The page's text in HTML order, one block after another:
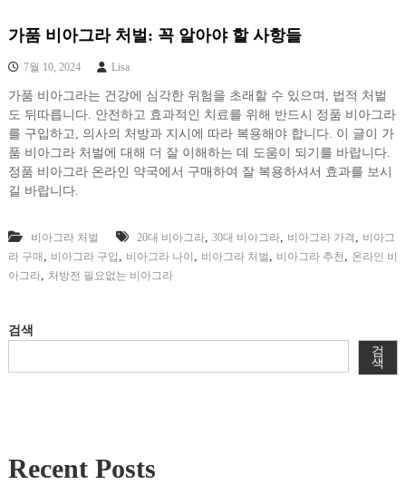
가품 비아그라 처벌: 꼭 알아야 할 사항들
7월 10, 2024 Lisa
가품 비아그라는 건강에 심각한 위험을 초래할 수 있으며, 법적 처벌
도 뒤따릅니다. 안전하고 효과적인 치료를 위해 반드시 정품 비아그라
를 구입하고, 의사의 처방과 지시에 따라 복용해야 합니다. 이 글이 가
품 비아그라 처벌에 대해 더 잘 이해하는 데 도움이 되기를 바랍니다.
정품 비아그라 온라인 약국에서 구매하여 잘 복용하셔서 효과를 보시
길 바랍니다.
비아그라 처벌 20대 비아그라, 30대 비아그라, 비아그라 가격 , 비아그
라 구매 , 비아그라 구입 , 비아그라 나이 , 비아그라 처벌 , 비아그라 추천 , 온라인 비
아그라, 처방전 필요없는 비아그라
검색
검
색
Recent Posts